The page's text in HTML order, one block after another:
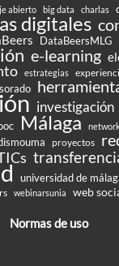
abierto big data charlas
digitales
DataBeersMLG
e-learning
estrategias
investigación
Málaga
proyectos
universidad de
webinarsunia web
Normas de uso